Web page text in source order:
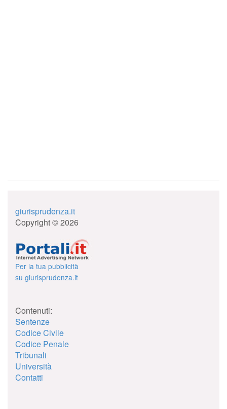
giurisprudenza.it
Copyright © 2026
Per la tua pubblicità
su giurisprudenza.it
Contenuti:
Sentenze
Codice Civile
Codice Penale
Tribunali
Università
Contatti